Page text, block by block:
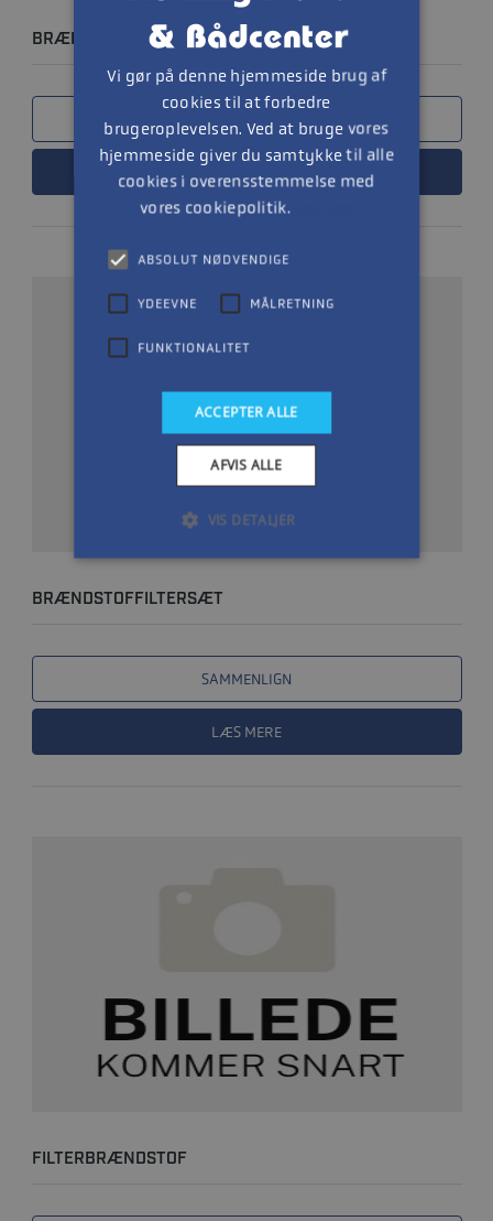
BRÆNDSTOFFILTERSÆT
SAMMENLIGN
LÆS MERE
BRÆNDSTOFFILTERSÆT
SAMMENLIGN
LÆS MERE
FILTERBRÆNDSTOF
Vi gør på denne hjemmeside brug af
cookies til at forbedre
brugeroplevelsen. Ved at bruge vores
hjemmeside giver du samtykke til alle
cookies i overensstemmelse med
vores cookiepolitik.
ABSOLUT NØDVENDIGE
YDEEVNE MÅLRETNING
FUNKTIONALITET
ACCEPTER ALLE
AFVIS ALLE
VIS DETALJER